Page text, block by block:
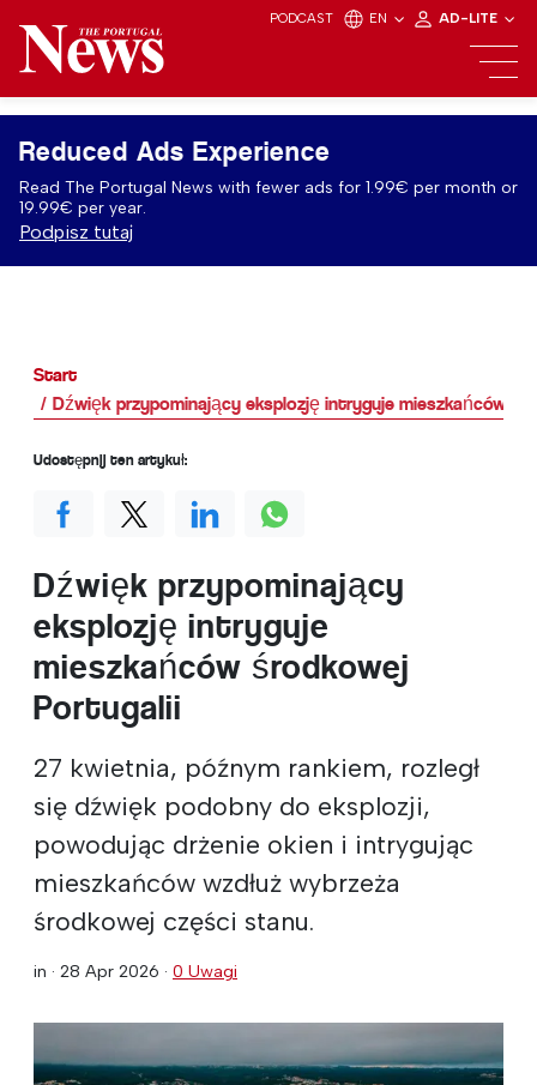
PODCAST EN AD-LITE
Reduced Ads Experience
Read The Portugal News with fewer ads for 1.99€ per month or
19.99€ per year.
Podpisz tutaj
Start
Dźwięk przypominający eksplozję intryguje mieszkańców
Dźwięk przypominający
eksplozję intryguje
mieszkańców środkowej
Portugalii
27 kwietnia, późnym rankiem, rozległ
się dźwięk podobny do eksplozji,
powodując drżenie okien i intrygując
mieszkańców wzdłuż wybrzeża
środkowej części stanu.
in · 28 Apr 2026 · 0 Uwagi
Udostępnij ten artykuł: